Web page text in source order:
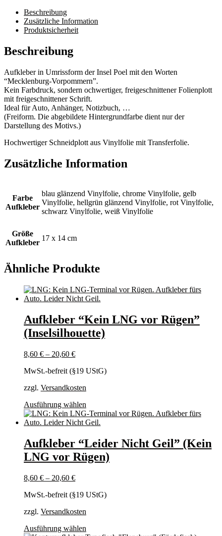
Beschreibung
Zusätzliche Information
Produktsicherheit
Beschreibung
Aufkleber in Umrissform der Insel Poel mit den Worten
“Mecklenburg-Vorpommern”.
Kein Farbdruck, sondern ochwertiger, freigeschnittener Folienplott
mit freigeschnittener Schrift.
Ideal für Auto, Anhänger, Notizbuch, …
(Freiform. Die abgebildete Hintergrundfarbe dient nur der
Darstellung des Motivs.)
Hochwertiger Schneidplott aus Vinylfolie mit Transferfolie.
Zusätzliche Information
Farbe
Aufkleber
blau glänzend Vinylfolie, chrome Vinylfolie, gelb
Vinylfolie, hellgrün glänzend Vinylfolie, rot Vinylfolie,
schwarz Vinylfolie, weiß Vinylfolie
Größe
Aufkleber
17 x 14 cm
Ähnliche Produkte
Aufkleber “Kein LNG vor Rügen”
(Inselsilhouette)
8,60 € – 20,60 €
MwSt.-befreit (§19 UStG)
zzgl. Versandkosten
Ausführung wählen
Produkt
weist
Varianten
auf.
Die
der
Aufkleber “Leider Nicht Geil” (Kein
LNG vor Rügen)
8,60 € – 20,60 €
MwSt.-befreit (§19 UStG)
zzgl. Versandkosten
Ausführung wählen